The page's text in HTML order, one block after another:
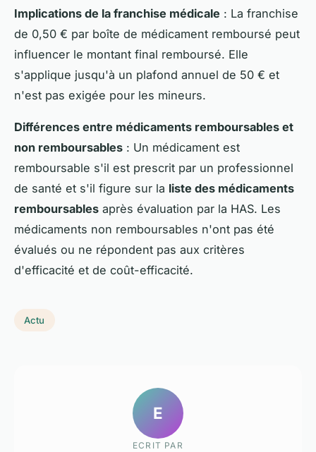
Implications de la franchise médicale : La franchise
de 0,50 € par boîte de médicament remboursé peut
influencer le montant final remboursé. Elle
s'applique jusqu'à un plafond annuel de 50 € et
n'est pas exigée pour les mineurs.
Différences entre médicaments remboursables et
non remboursables : Un médicament est
remboursable s'il est prescrit par un professionnel
de santé et s'il figure sur la liste des médicaments
remboursables après évaluation par la HAS. Les
médicaments non remboursables n'ont pas été
évalués ou ne répondent pas aux critères
d'efficacité et de coût-efficacité.
Actu
E
ECRIT PAR